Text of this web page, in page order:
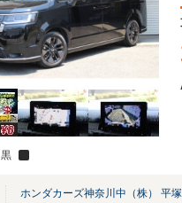
黒
ホンダカーズ神奈川中（株） 平